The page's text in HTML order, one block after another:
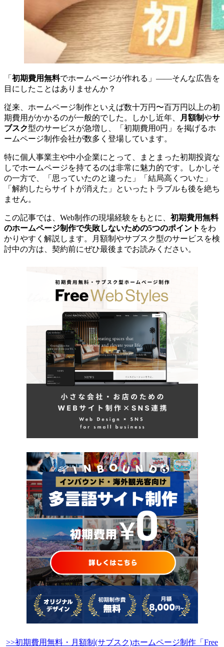
「 初期費用無料でホームページが作れる」——そんな広告を
目にしたことはありませんか？
従来、ホームページ制作といえば数十万円〜百万円以上の初
期費用がかかるのが一般的でした。しかし近年、
月額制やサ
ブスク型のサービスが急増し、「初期費用0円」を掲げるホ
ームページ制作会社が数多く登場しています。
特に個人事業主や中小企業にとって、まとまった初期投資な
しでホームページを持てるのは非常に魅力的です。しかしそ
の一方で、「思っていたのと違った」「結局高くついた」
「解約したらサイトが消えた」といったトラブルも後を絶ち
ません。
この記事では、Web制作の現場経験をもとに、 初期費用無料
のホームページ制作で失敗しないための5つのポイント をわ
かりやすく解説します。月額制やサブスク型のサービスを検
討中の方は、契約前にぜひ最後までお読みください。
>>初期費用無料・月額制(サブスク)ホームページ制作「Free